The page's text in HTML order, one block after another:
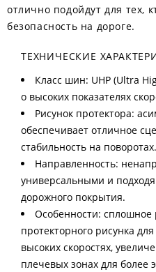
отлично подойдут для тех,
безопасность на дороге.
ТЕХНИЧЕСКИЕ
Класс шин: UHP (Ultra
о высоких показателях
Рисунок протектора:
обеспечивает отличное
стабильность на поворотах.
Направленность:
универсальными и
дорожного покрытия.
Особенности: сплошное
протекторного рисунка
высоких скоростях,
плечевых зонах для более